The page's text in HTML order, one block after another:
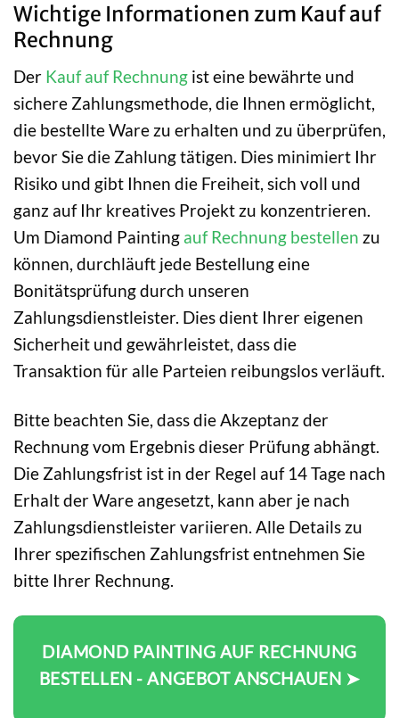
Wichtige Informationen zum Kauf auf
Rechnung
Der Kauf auf Rechnung ist eine bewährte und
sichere Zahlungsmethode, die Ihnen ermöglicht,
die bestellte Ware zu erhalten und zu überprüfen,
bevor Sie die Zahlung tätigen. Dies minimiert Ihr
Risiko und gibt Ihnen die Freiheit, sich voll und
ganz auf Ihr kreatives Projekt zu konzentrieren.
Um Diamond Painting auf Rechnung bestellen zu
können, durchläuft jede Bestellung eine
Bonitätsprüfung durch unseren
Zahlungsdienstleister. Dies dient Ihrer eigenen
Sicherheit und gewährleistet, dass die
Transaktion für alle Parteien reibungslos verläuft.
Bitte beachten Sie, dass die Akzeptanz der
Rechnung vom Ergebnis dieser Prüfung abhängt.
Die Zahlungsfrist ist in der Regel auf 14 Tage nach
Erhalt der Ware angesetzt, kann aber je nach
Zahlungsdienstleister variieren. Alle Details zu
Ihrer spezifischen Zahlungsfrist entnehmen Sie
bitte Ihrer Rechnung.
DIAMOND PAINTING AUF RECHNUNG
BESTELLEN - ANGEBOT ANSCHAUEN ➤